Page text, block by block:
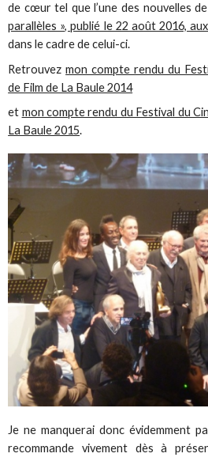
de cœur tel que l’une des nouvelles
parallèles », publié le 22 août 2016,
dans le cadre de celui-ci.
Retrouvezmon compte rendu du
de Film de La Baule 2014
et mon compte rendu du Festival du
La Baule 2015.
Je ne manquerai donc évidemment
recommande vivement dès à